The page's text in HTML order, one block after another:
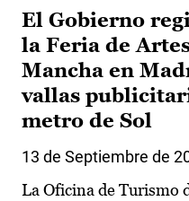
El Gobierno
la Feria de
Mancha en
vallas
metro de Sol
13 de Septiembre de
La Oficina de Turismo